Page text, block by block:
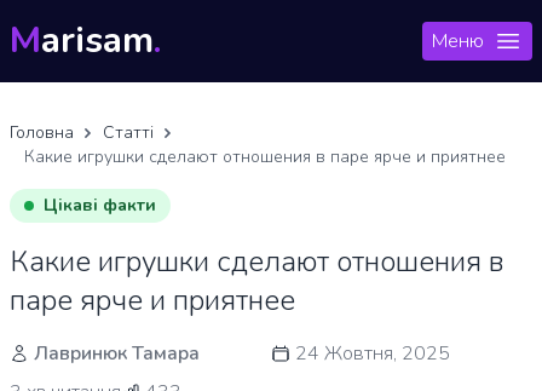
Marisam. Меню
Головна
Статті
Какие игрушки сделают отношения в паре ярче и приятнее
Цікаві факти
Какие игрушки сделают отношения в
паре ярче и приятнее
Лавринюк Тамара
24 Жовтня, 2025